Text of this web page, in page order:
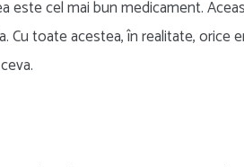
este cel mai bun medicament.
Cu toate acestea, în realitate, orice